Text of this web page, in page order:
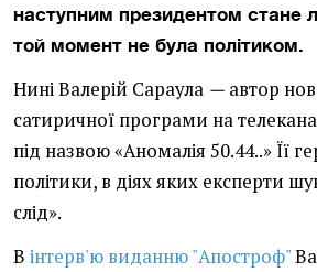
наступним президентом стане
той момент не була політиком.
Нині Валерій Сараула — автор
сатиричної програми на
під назвою «Аномалія 50.44..» Її
політики, в діях яких експерти
слід».
В інтерв'ю виданню "Апостроф"